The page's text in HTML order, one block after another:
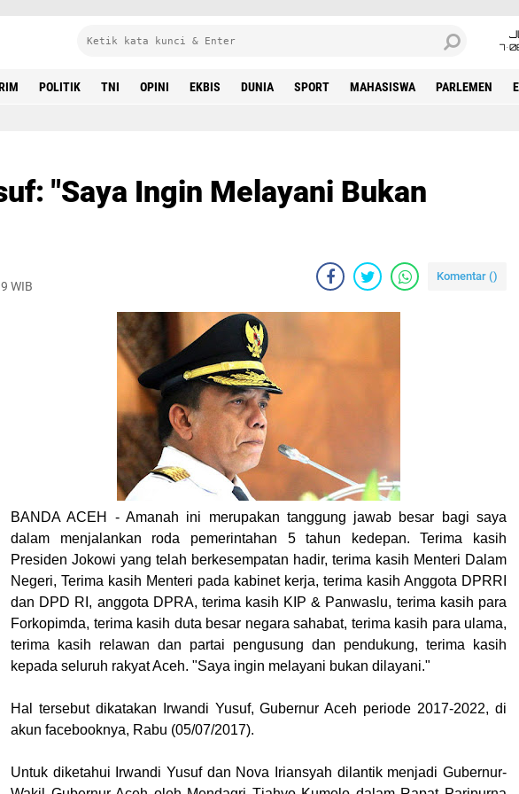
POLITIK TNI OPINI EKBIS DUNIA SPORT MAHASISWA PARLEMEN
"Saya Ingin Melayani Bukan
WIB
Komentar ()
BANDA ACEH
- Amanah ini merupakan tanggung jawab besar bagi saya
dalam menjalankan roda pemerintahan 5 tahun kedepan. Terima kasih
Presiden Jokowi yang telah berkesempatan hadir, terima kasih Menteri Dalam
Negeri, Terima kasih Menteri pada kabinet kerja, terima kasih Anggota DPRRI
dan DPD RI, anggota DPRA, terima kasih KIP & Panwaslu, terima kasih para
Forkopimda, terima kasih duta besar negara sahabat, terima kasih para ulama,
terima kasih relawan dan partai pengusung dan pendukung, terima kasih
kepada seluruh rakyat Aceh. "Saya ingin melayani bukan dilayani."
Hal tersebut dikatakan Irwandi Yusuf, Gubernur Aceh periode 2017-2022, di
akun facebooknya, Rabu (05/07/2017).
Untuk diketahui Irwandi Yusuf dan Nova Iriansyah dilantik menjadi Gubernur-